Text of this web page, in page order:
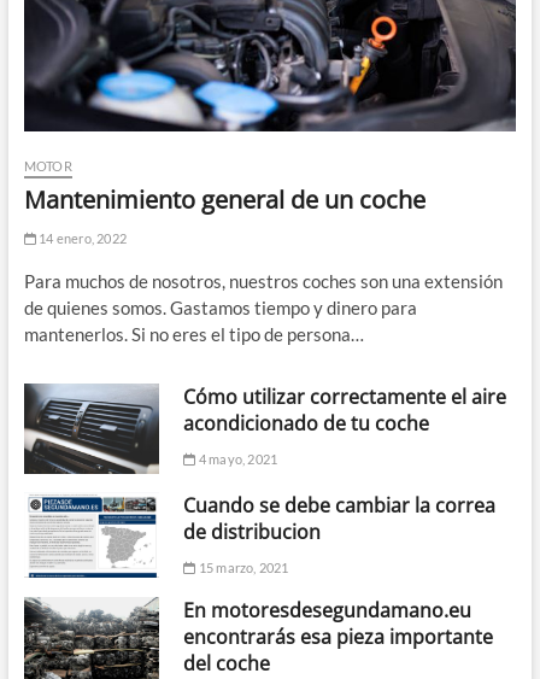
MOTOR
Mantenimiento general de un coche
14 enero, 2022
Para muchos de nosotros, nuestros coches son una extensión
de quienes somos. Gastamos tiempo y dinero para
mantenerlos. Si no eres el tipo de persona…
Cómo utilizar correctamente el aire
acondicionado de tu coche
4 mayo, 2021
Cuando se debe cambiar la correa
de distribucion
15 marzo, 2021
En motoresdesegundamano.eu
encontrarás esa pieza importante
del coche